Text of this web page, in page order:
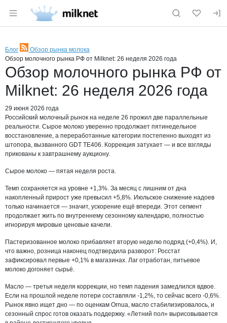
Раздел навигации по сайту milknet.ru
Блог
RSS
Обзор рынка молока
Обзор молочного рынка РФ от Milknet: 26 неделя 2026 года
Обзор молочного рынка РФ от
Milknet: 26 неделя 2026 года
29 июня 2026 года
Российский молочный рынок на неделе 26 прожил две параллельные
реальности. Сырое молоко уверенно продолжает пятинедельное
восстановление, а переработанные категории постепенно выходят из
штопора, вызванного GDT TE406. Коррекция затухает — и все взгляды
прикованы к завтрашнему аукциону.
Сырое молоко — пятая неделя роста.
Темп сохраняется на уровне +1,3%. За месяц с лишним от дна
накопленный прирост уже превысил +5,8%. Июльское снижение надоев
только начинается — значит, ускорение ещё впереди. Этот сегмент
продолжает жить по внутреннему сезонному календарю, полностью
игнорируя мировые ценовые качели.
Пастеризованное молоко прибавляет вторую неделю подряд (+0,4%). И,
что важно, розница наконец подтвердила разворот: Росстат
зафиксировал первые +0,1% в магазинах. Лаг отработан, питьевое
молоко догоняет сырьё.
Масло — третья неделя коррекции, но темп падения замедлился вдвое.
Если на прошлой неделе потери составляли -1,2%, то сейчас всего -0,6%.
Рынок явно ищет дно — по оценкам Ornua, масло стабилизировалось, и
сезонный спрос готов оказать поддержку. «Летний пол» вырисовывается